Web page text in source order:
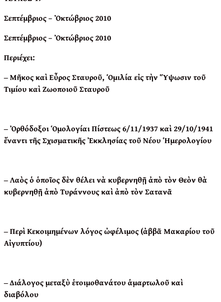
Σεπτέμβριος – Ὀκτώβριος 2010
Σεπτέμβριος – Ὀκτώβριος 2010
Περιέχει:
‒ Μῆκος καὶ Εὖρος Σταυροῦ, Ὁμιλία εἰς τὴν Ὕψωσιν τοῦ
Τιμίου καὶ Ζωοποιοῦ Σταυροῦ
‒ Ὀρθόδοξοι Ὁμολογίαι Πίστεως 6/11/1937 καὶ 29/10/1941
ἔναντι τῆς Σχισματικῆς Ἐκκλησίας τοῦ Νέου Ἡμερολογίου
‒ Λαὸς ὁ ὁποῖος δὲν θέλει νὰ κυβερνηθῇ ἀπὸ τὸν Θεὸν θὰ
κυβερνηθῇ ἀπὸ Τυράννους καὶ ἀπὸ τὸν Σατανᾶ
‒ Περὶ Κεκοιμημένων λόγος ὠφέλιμος (ἀββᾶ Μακαρίου τοῦ
Αἰγυπτίου)
‒ Διάλογος μεταξὺ ἑτοιμοθανάτου ἁμαρτωλοῦ καὶ
διαβόλου